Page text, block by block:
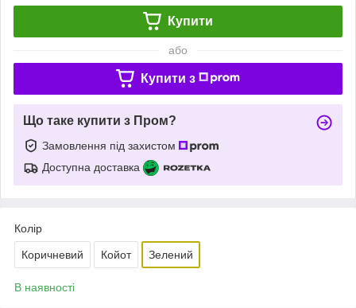
Купити
або
Купити з
Що таке купити з Пром?
Замовлення під захистом
Доступна доставка
Колір
Коричневий Койот Зелений
В наявності